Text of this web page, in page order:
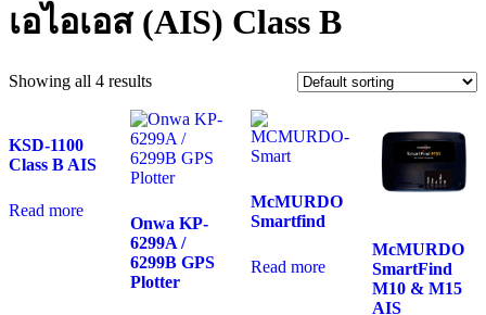
เอไอเอส (AIS) Class B
Showing all 4 results
KSD-1100
Class B AIS
Read more
Onwa KP-
6299A /
6299B GPS
Plotter
McMURDO
Smartfind
Read more
McMURDO
SmartFind
M10 & M15
AIS